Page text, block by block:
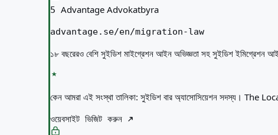
5 Advantage Advokatbyra
advantage.se/en/migration-law
১৮ বছরেরও বেশি সুইডিশ মাইগ্রেশন আইন অভিজ্ঞতা সহ সুইডিশ ইমিগ্রেশন আইন
কেন আমরা এই সংস্থা তালিকা: সুইডিশ বার অ্যাসোসিয়েশন সদস্য। The Local-
ওয়েবসাইট ভিজিট করুন